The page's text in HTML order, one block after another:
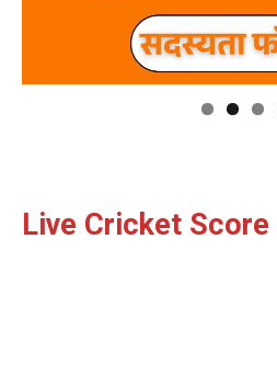
Read Latest
NEWS 1
Live Cricket Score